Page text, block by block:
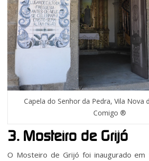
Capela do Senhor da Pedra, Vila Nova
Comigo ®
3. Mosteiro de Grijó
O Mosteiro de Grijó foi inaugurado